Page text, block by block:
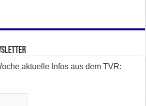
aktuelle Infos aus dem TVR: